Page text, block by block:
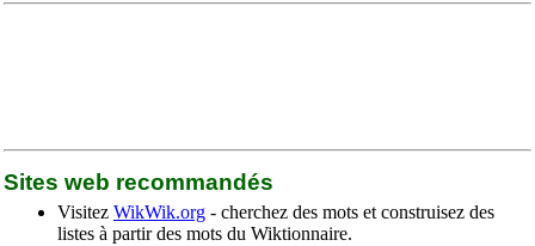
Sites web recommandés
Visitez WikWik.org - cherchez des mots et construisez des
listes à partir des mots du Wiktionnaire.